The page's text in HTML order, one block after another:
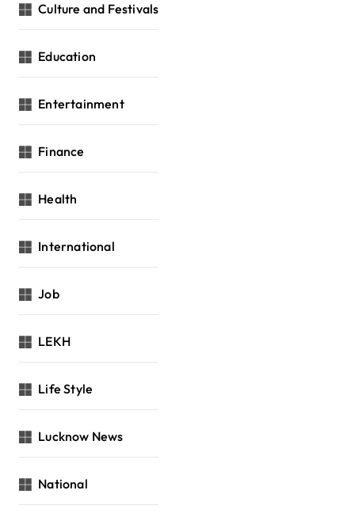
Culture and Festivals
Education
Entertainment
Finance
Health
International
Job
LEKH
Life Style
Lucknow News
National